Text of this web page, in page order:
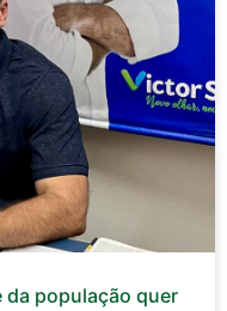
da população quer